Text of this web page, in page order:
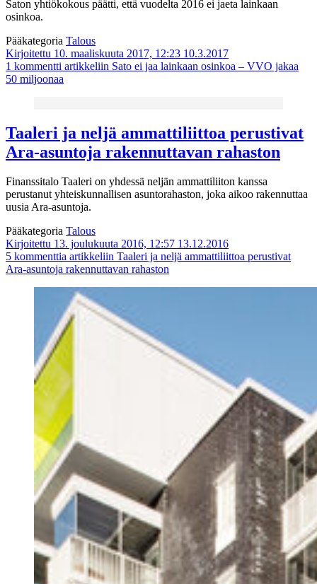
Saton yhtiökokous päätti, että vuodelta 2016 ei jaeta lainkaan
osinkoa.
Pääkategoria Talous
Kirjoitettu 10. maaliskuuta 2017, 12:23 10.3.2017
1 kommentti artikkeliin Sato ei jaa lainkaan osinkoa – VVO jakaa
50 miljoonaa
Taaleri ja neljä ammattiliittoa perustivat
Ara-asuntoja rakennuttavan rahaston
Finanssitalo Taaleri on yhdessä neljän ammattiliiton kanssa
perustanut yhteiskunnallisen asuntorahaston, joka aikoo rakennuttaa
uusia Ara-asuntoja.
Pääkategoria Talous
Kirjoitettu 13. joulukuuta 2016, 12:57 13.12.2016
5 kommenttia artikkeliin Taaleri ja neljä ammattiliittoa perustivat
Ara-asuntoja rakennuttavan rahaston